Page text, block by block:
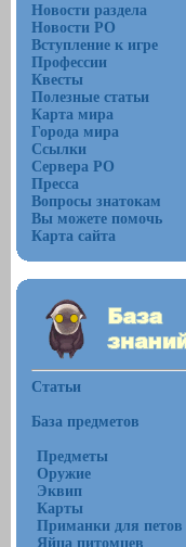
Новости раздела
Новости РО
Вступление к игре
Профессии
Квесты
Полезные статьи
Карта мира
Города мира
Ссылки
Сервера РО
Пресса
Вопросы знатокам
Вы можете помочь
Карта сайта
Статьи
База предметов
Предметы
Оружие
Эквип
Карты
Приманки для петов
Яйца питомцев